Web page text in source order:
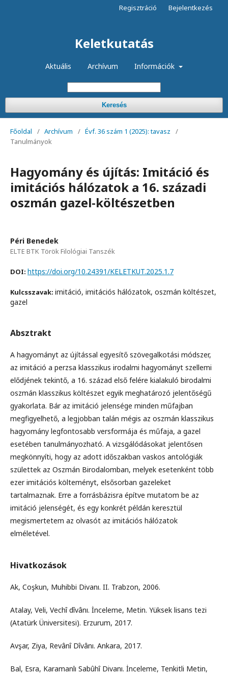
Keletkutatás
Aktuális Archívum Információk
Keresés
Regisztráció Bejelentkezés
Főoldal / Archívum / Évf. 36 szám 1 (2025): tavasz
/
Tanulmányok
Hagyomány és újítás: Imitáció és
imitációs hálózatok a 16. századi
oszmán gazel-költészetben
Péri Benedek
ELTE BTK Török Filológiai Tanszék
DOI: https://doi.org/10.24391/KELETKUT.2025.1.7
Kulcsszavak: imitáció, imitációs hálózatok, oszmán költészet,
gazel
Absztrakt
A hagyományt az újítással egyesítő szövegalkotási módszer,
az imitáció a perzsa klasszikus irodalmi hagyományt szellemi
elődjének tekintő, a 16. század első felére kialakuló birodalmi
oszmán klasszikus költészet egyik meghatározó jelentőségű
gyakorlata. Bár az imitáció jelensége minden műfajban
megfigyelhető, a legjobban talán mégis az oszmán klasszikus
hagyomány legfontosabb versformája és műfaja, a gazel
esetében tanulmányozható. A vizs­gálódásokat jelentősen
megkönnyíti, hogy az adott időszakban vaskos antológiák
születtek az Oszmán Birodalomban, melyek esetenként több
ezer imitációs költeményt, elsősorban gazeleket
tartalmaznak. Erre a forrásbázisra építve mutatom be az
imitáció jelenségét, és egy konkrét példán keresztül
megismertetem az olvasót az imitációs hálózatok
elméletével.
Hivatkozások
Ak, Coşkun, Muhibbi Divanı. II. Trabzon, 2006.
Atalay, Veli, Vechî dîvânı. İnceleme, Metin. Yüksek lisans tezi
(Atatürk Üniversitesi). Erzurum, 2017.
Avşar, Ziya, Revânî Dîvânı. Ankara, 2017.
Bal, Esra, Karamanlı Sabûhî Divanı. İnceleme, Tenkitli Metin,